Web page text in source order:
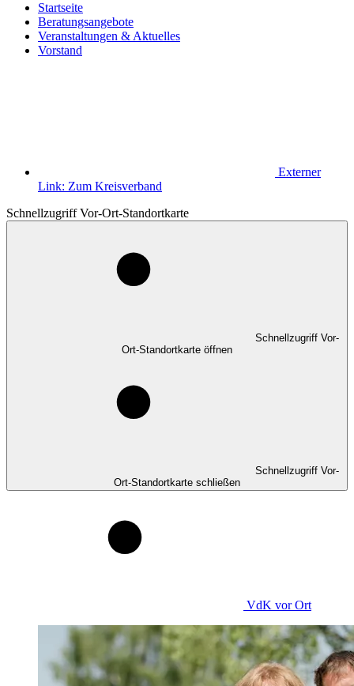
Startseite
Beratungsangebote
Veranstaltungen & Aktuelles
Vorstand
Externer
Link: Zum Kreisverband
Schnellzugriff Vor-Ort-Standortkarte
Schnellzugriff Vor-
Ort-Standortkarte öffnen
Schnellzugriff Vor-
Ort-Standortkarte schließen
VdK vor Ort